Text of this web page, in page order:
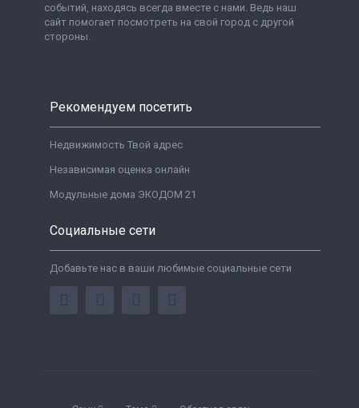
событий, находясь всегда вместе с нами. Ведь наш
сайт помогает посмотреть на свой город с другой
стороны.
Рекомендуем посетить
Недвижимость Твой адрес
Независимая оценка онлайн
Модульные дома ЭКОДОМ 21
Социальные сети
Добавьте нас в ваши любимые социальные сети